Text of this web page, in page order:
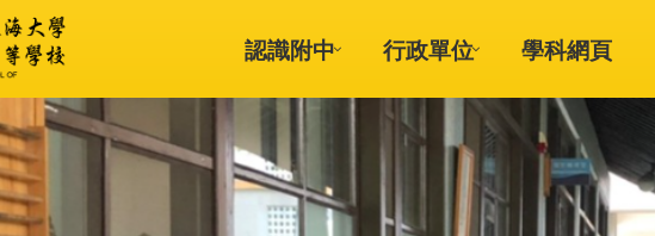
認識附中 行政單位 學科網頁